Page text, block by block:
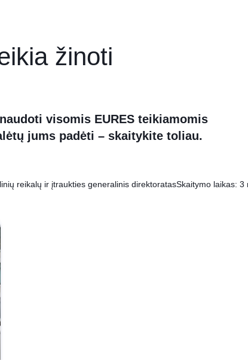
žinoti
visomis EURES teikiamomis
jums padėti – skaitykite toliau.
reikalų ir įtraukties generalinis direktoratasSkaitymo laikas: 3